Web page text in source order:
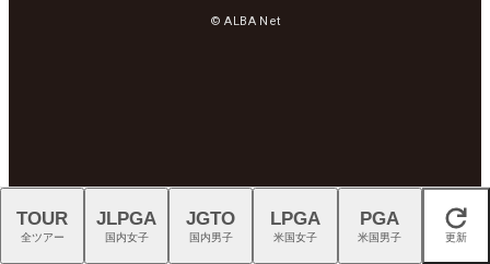
© ALBA Net
閉じる
TOUR
全ツアー
JLPGA
国内女子
JGTO
国内男子
LPGA
米国女子
PGA
米国男子 更新